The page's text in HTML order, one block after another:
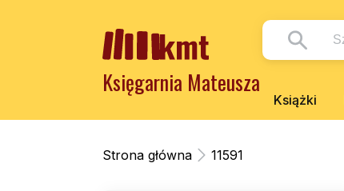
Księgarnia Mateusza
Książki
Strona główna 11591